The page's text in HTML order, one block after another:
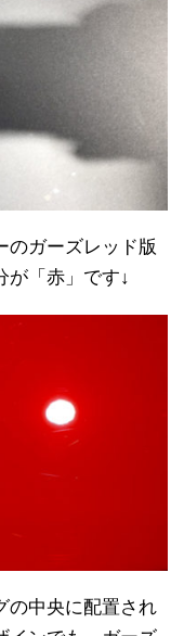
のガーズレッド版
が「赤」です↓
の中央に配置され